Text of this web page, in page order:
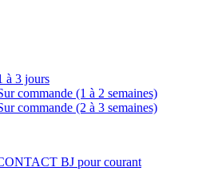
à 3 jours
commande (1 à 2 semaines)
commande (2 à 3 semaines)